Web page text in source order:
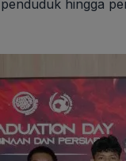
hingga